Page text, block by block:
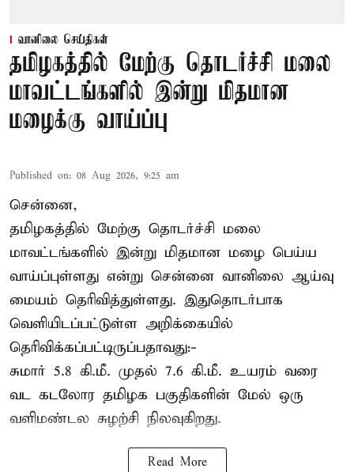
வானிலை செய்திகள்
தமிழகத்தில் மேற்கு தொடர்ச்சி மலை
மாவட்டங்களில் இன்று மிதமான
மழைக்கு வாய்ப்பு
Published on: 08 Aug 2026, 9:25 am
சென்னை,
தமிழகத்தில் மேற்கு தொடர்ச்சி மலை
மாவட்டங்களில் இன்று மிதமான மழை பெய்ய
வாய்ப்புள்ளது என்று சென்னை வானிலை ஆய்வு
மையம் தெரிவித்துள்ளது. இதுதொடர்பாக
வெளியிடப்பட்டுள்ள அறிக்கையில்
தெரிவிக்கப்பட்டிருப்பதாவது:-
சுமார் 5.8 கி.மீ. முதல் 7.6 கி.மீ. உயரம் வரை
வட கடலோர தமிழக பகுதிகளின் மேல் ஒரு
வளிமண்டல சுழற்சி நிலவுகிறது.
Read More